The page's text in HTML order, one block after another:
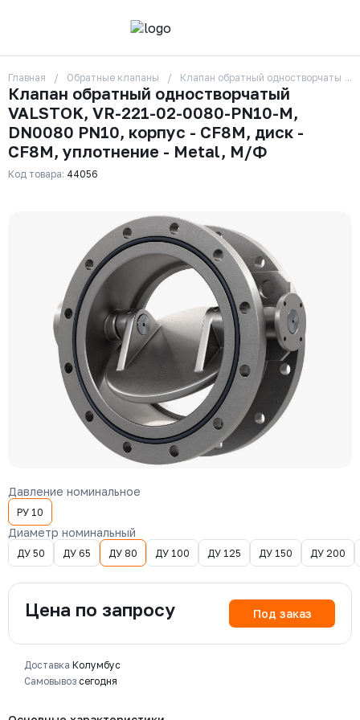
О компании
Контакты
Бренды
Отзывы
Сотрудники
Вакансии
Доставка
+7 (495) 215-24-81
Заказать звонок
zakaz325@ks-rus.com
Email для связи
Одинцово, Внуковская 9, пав. 31
Пункт выдачи заказов
Главная Обратные клапаны Клапан обратный одностворчатый
Клапан обратный одностворчатый
VALSTOK, VR-221-02-0080-PN10-M,
DN0080 PN10, корпус - CF8M, диск -
CF8M, уплотнение - Metal, М/Ф
Код товара: 44056
Давление номинальное
РУ 10
Диаметр номинальный
ДУ 50 ДУ 65 ДУ 80 ДУ 100 ДУ 125 ДУ 150 ДУ 200
Цена по запросу Под заказ
Доставка Колумбус
Самовывоз сегодня